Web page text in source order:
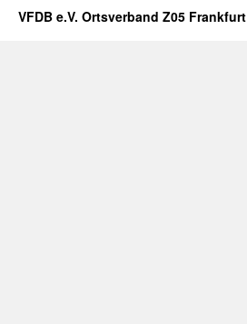
VFDB e.V. Ortsverband Z05 Frankfurt